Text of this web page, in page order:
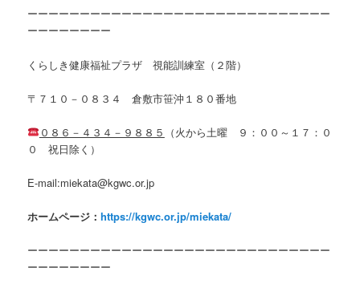
ーーーーーーーーーーーーーーーーーーーーーーーーーーーーー
ーーーーーーーー
くらしき健康福祉プラザ 視能訓練室（２階）
〒７１０－０８３４ 倉敷市笹沖１８０番地
０８６－４３４－９８８５ （火から土曜 ９：００～１７：０
０ 祝日除く）
E-mail:miekata@kgwc.or.jp
ホームページ：https://kgwc.or.jp/miekata/
ーーーーーーーーーーーーーーーーーーーーーーーーーーーーー
ーーーーーーーー